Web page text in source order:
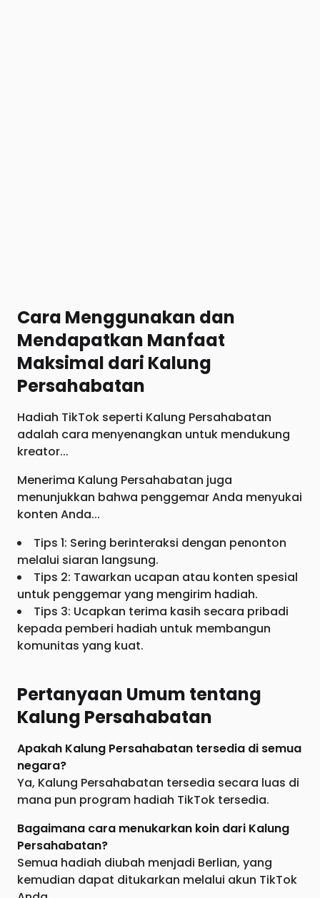
Cara Menggunakan dan
Mendapatkan Manfaat
Maksimal dari Kalung
Persahabatan
Hadiah TikTok seperti Kalung Persahabatan
adalah cara menyenangkan untuk mendukung
kreator...
Menerima Kalung Persahabatan juga
menunjukkan bahwa penggemar Anda menyukai
konten Anda...
Tips 1: Sering berinteraksi dengan penonton
melalui siaran langsung.
Tips 2: Tawarkan ucapan atau konten spesial
untuk penggemar yang mengirim hadiah.
Tips 3: Ucapkan terima kasih secara pribadi
kepada pemberi hadiah untuk membangun
komunitas yang kuat.
Pertanyaan Umum tentang
Kalung Persahabatan
Apakah Kalung Persahabatan tersedia di semua
negara?
Ya, Kalung Persahabatan tersedia secara luas di
mana pun program hadiah TikTok tersedia.
Bagaimana cara menukarkan koin dari Kalung
Persahabatan?
Semua hadiah diubah menjadi Berlian, yang
kemudian dapat ditukarkan melalui akun TikTok